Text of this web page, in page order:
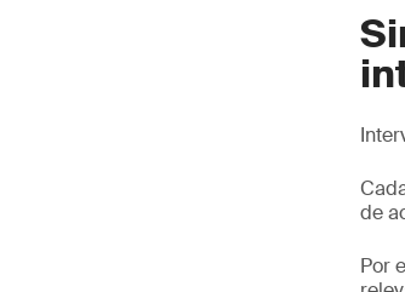
de
Por